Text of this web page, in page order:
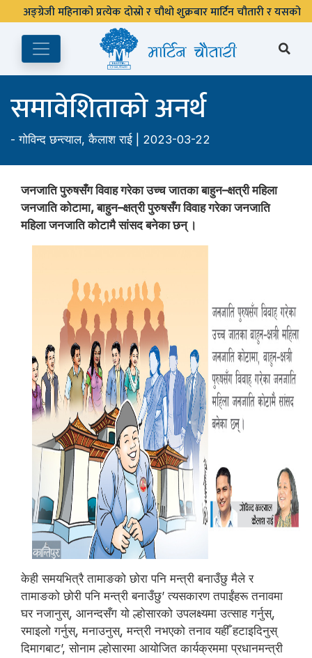
समावेशिताको अनर्थ
-गोविन्द छन्त्याल,कैलाश राई | 2023-03-22
जनजाति पुरुषसँग विवाह गरेका उच्च जातका बाहुन–क्षत्री महिला
जनजाति कोटामा, बाहुन–क्षत्री पुरुषसँग विवाह गरेका जनजाति
महिला जनजाति कोटामै सांसद बनेका छन् ।
केही समयभित्रै तामाङको छोरा पनि मन्त्री बनाउँछु मैले र
तामाङको छोरी पनि मन्त्री बनाउँछु’ त्यसकारण तपाईंहरू तनावमा
घर नजानुस्, आनन्दसँग यो ल्होसारको उपलक्ष्यमा उत्साह गर्नुस्,
रमाइलो गर्नुस्, मनाउनुस्, मन्त्री नभएको तनाव यहीँ हटाइदिनुस्
दिमागबाट’, सोनाम ल्होसारमा आयोजित कार्यक्रममा प्रधानमन्त्री